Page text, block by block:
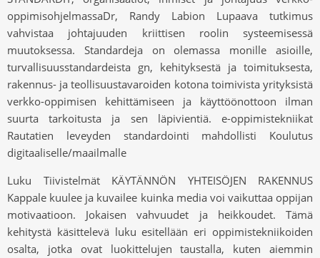
oppimisohjelmassaDr, Randy Labion Lupaava tutkimus
vahvistaa johtajuuden kriittisen roolin systeemisessä
muutoksessa. Standardeja on olemassa monille asioille,
turvallisuusstandardeista gn, kehityksestä ja toimituksesta,
rakennus- ja teollisuustavaroiden kotona toimivista yrityksistä
verkko-oppimisen kehittämiseen ja käyttöönottoon ilman
suurta tarkoitusta ja sen läpivientiä. e-oppimistekniikat
Rautatien leveyden standardointi mahdollisti Koulutus
digitaaliselle/maailmalle
Luku Tiivistelmät KÄYTÄNNÖN YHTEISÖJEN RAKENNUS
Kappale kuulee ja kuvailee kuinka media voi vaikuttaa oppijan
motivaatioon. Jokaisen vahvuudet ja heikkoudet. Tämä
kehitystä käsittelevä luku esitellään eri oppimistekniikoiden
osalta, jotka ovat luokittelujen taustalla, kuten aiemmin